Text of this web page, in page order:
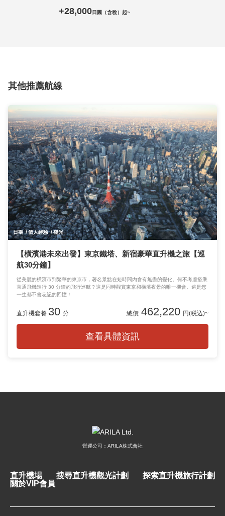
+28,000日圓（含稅）起~
其他推薦航線
日期 個人經驗 觀光
【橫濱港未來出發】東京鐵塔、新宿豪華直升機之旅【巡
航30分鐘】
從美麗的橫濱市到繁華的東京市，著名景點在短時間內會有無盡的變化。何不考慮搭乘
直通飛機進行 30 分鐘的飛行巡航？這是同時觀賞東京和橫濱夜景的唯一機會。這是您
一生都不會忘記的回憶！
直升機套餐 30 分 總價 462,220 円(税込)~
查看具體資訊
營運公司：ARILA株式會社
直升機場 搜尋直升機觀光計劃
探索直升機旅行計劃
關於VIP會員